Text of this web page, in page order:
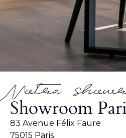
Notre
Showroom
83 Avenue Félix Faure
75015 Paris